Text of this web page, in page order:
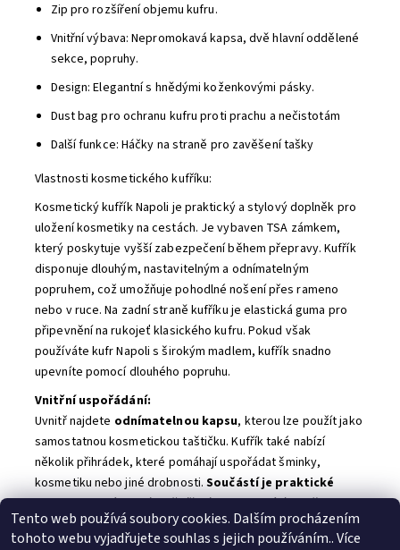
Zip pro rozšíření objemu kufru.
Vnitřní výbava: Nepromokavá kapsa, dvě hlavní oddělené
sekce, popruhy.
Design: Elegantní s hnědými koženkovými pásky.
Dust bag pro ochranu kufru proti prachu a nečistotám
Další funkce: Háčky na straně pro zavěšení tašky
Vlastnosti kosmetického kufříku:
Kosmetický kufřík Napoli je praktický a stylový doplněk pro
uložení kosmetiky na cestách. Je vybaven TSA zámkem,
který poskytuje vyšší zabezpečení během přepravy. Kufřík
disponuje dlouhým, nastavitelným a odnímatelným
popruhem, což umožňuje pohodlné nošení přes rameno
nebo v ruce. Na zadní straně kufříku je elastická guma pro
připevnění na rukojeť klasického kufru. Pokud však
používáte kufr Napoli s širokým madlem, kufřík snadno
upevníte pomocí dlouhého popruhu.
Vnitřní uspořádání:
Uvnitř najdete odnímatelnou kapsu, kterou lze použít jako
samostatnou kosmetickou taštičku. Kufřík také nabízí
několik přihrádek, které pomáhají uspořádat šminky,
kosmetiku nebo jiné drobnosti.Součástí je praktické
zrcátko, které oceníte při líčení nebo rychlé úpravě
vzhledu.
Tento web používá soubory cookies. Dalším procházením
tohoto webu vyjadřujete souhlas s jejich používáním.. Více